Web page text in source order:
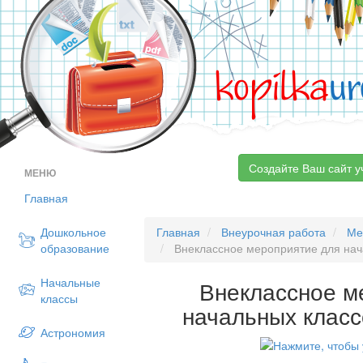
kopilka
МЕНЮ
Главная
Дошкольное
образование
Начальные
классы
Астрономия
Создайте Ваш сайт
Главная Внеурочная работа
Внеклассное мероприятие для
Внеклассное
начальных